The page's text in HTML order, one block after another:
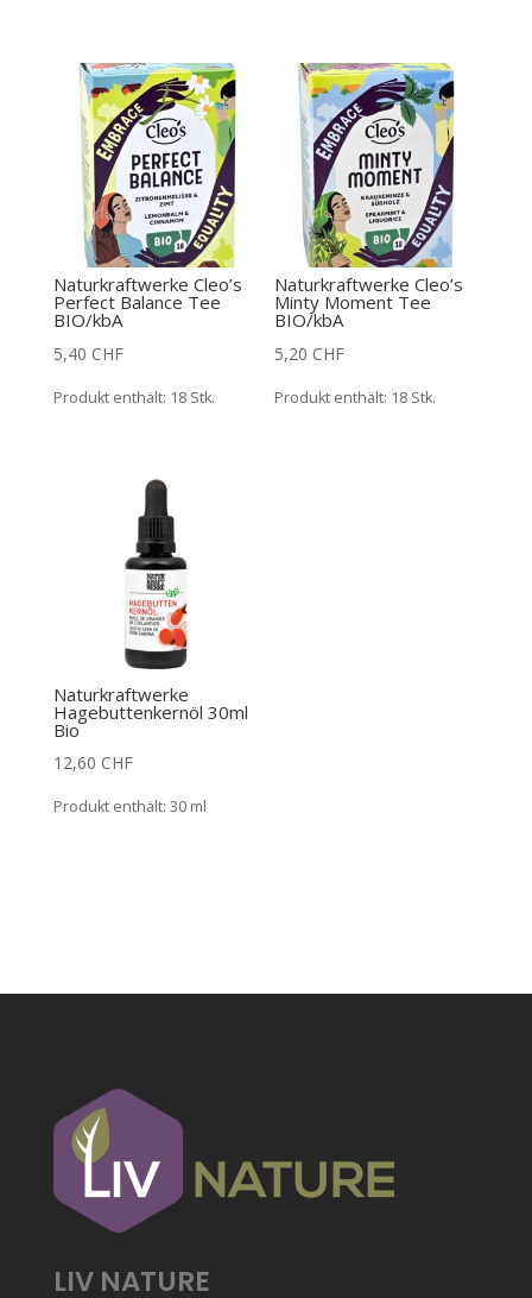
Naturkraftwerke Cleo’s
Perfect Balance Tee
BIO/kbA
5,40 CHF
Produkt enthält: 18 Stk.
Naturkraftwerke Cleo’s
Minty Moment Tee
BIO/kbA
5,20 CHF
Produkt enthält: 18 Stk.
Naturkraftwerke
Hagebuttenkernöl 30ml
Bio
12,60 CHF
Produkt enthält: 30 ml
LIV NATURE